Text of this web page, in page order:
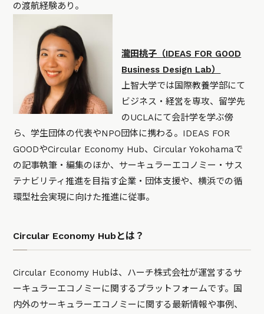
の渡航経験あり。
瀧田桃子（IDEAS FOR GOOD
Business Design Lab）
上智大学では国際教養学部にて
ビジネス・経営を専攻、留学先
のUCLAにて会計学を学ぶ傍
ら、学生団体の代表やNPO団体に携わる。IDEAS FOR
GOODやCircular Economy Hub、Circular Yokohamaで
の記事執筆・編集のほか、サーキュラーエコノミー・サス
テナビリティ推進を目指す企業・団体支援や、横浜での循
環型社会実現に向けた推進に従事。
Circular Economy Hubとは？
Circular Economy Hubは、ハーチ株式会社が運営するサ
ーキュラーエコノミーに関するプラットフォームです。国
内外のサーキュラーエコノミーに関する最新情報や事例、